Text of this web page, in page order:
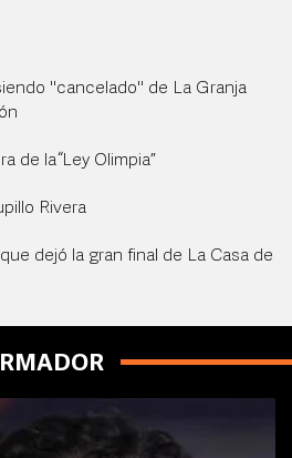
"cancelado" de La Granja
de la “Ley Olimpia”
Rivera
dejó la gran final de La Casa de